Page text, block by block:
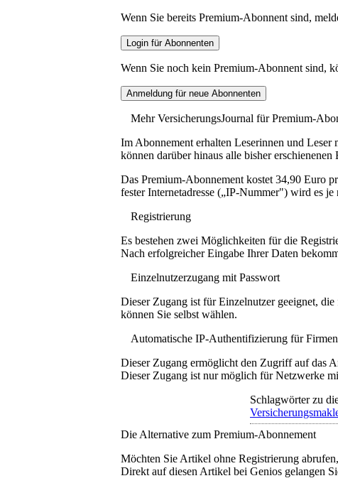
Wenn Sie bereits Premium-Abonnent sind,
Wenn Sie noch kein Premium-Abonnent sind,
Mehr VersicherungsJournal für Premium-
Im Abonnement erhalten Leserinnen und
können darüber hinaus alle bisher
Das Premium-Abonnement kostet 34,90 Euro
fester Internetadresse („IP-Nummer") wird es
Registrierung
Es bestehen zwei Möglichkeiten für die
Nach erfolgreicher Eingabe Ihrer Daten
Einzelnutzerzugang mit Passwort
Dieser Zugang ist für Einzelnutzer geeignet,
können Sie selbst wählen.
Automatische IP-Authentifizierung für
Dieser Zugang ermöglicht den Zugriff auf das
Dieser Zugang ist nur möglich für Netzwerke
Schlagwörter zu
Die Alternative zum Premium-Abonnement
Möchten Sie Artikel ohne Registrierung
Direkt auf diesen Artikel bei Genios gelangen